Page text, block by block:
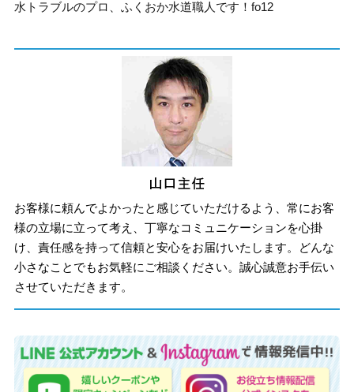
水トラブルのプロ、ふくおか水道職人です！fo12
お客様に頼んでよかったと感じていただけるよう、常にお客
様の立場に立って考え、丁寧なコミュニケーションを心掛
け、責任感を持って信頼と安心をお届けいたします。どんな
小さなことでもお気軽にご相談ください。誠心誠意お手伝い
させていただきます。